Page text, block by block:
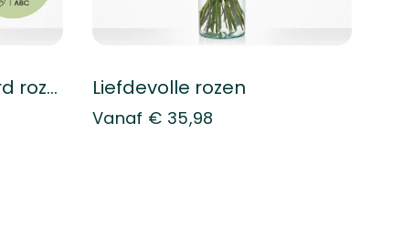
Boeket Groen Gekeurd rozen Liefdevolle rozen
Vanaf € 35,98